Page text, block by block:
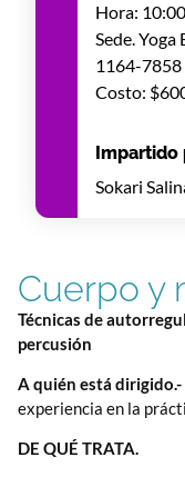
Hora:
Sede.
1164-7858
Costo:
Impartido
Sokari
Cuerpo y
Técnicas de
percusión
A quién está dirigido.-
experiencia en la
DE QUÉ TRATA.